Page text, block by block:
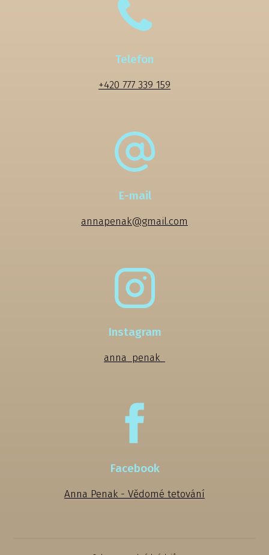
Telefon
+420 777 339 159
E-mail
annapenak@gmail.com
Instagram
anna_penak_
Facebook
Anna Penak - Vědomé tetování